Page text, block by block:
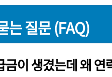
는 질문 (FAQ)
금이 생겼는데 왜 연